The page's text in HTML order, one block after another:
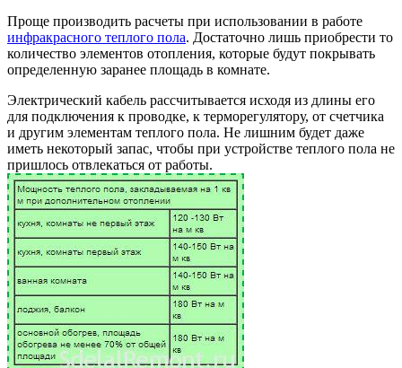
Проще производить расчеты при использовании в работе
инфракрасного теплого пола. Достаточно лишь приобрести то
количество элементов отопления, которые будут покрывать
определенную заранее площадь в комнате.
Электрический кабель рассчитывается исходя из длины его
для подключения к проводке, к терморегулятору, от счетчика
и другим элементам теплого пола. Не лишним будет даже
иметь некоторый запас, чтобы при устройстве теплого пола не
пришлось отвлекаться от работы.